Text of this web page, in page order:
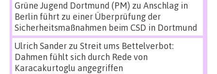
Grüne Jugend Dortmund (PM) zu Anschlag in
Berlin führt zu einer Überprüfung der
Sicherheitsmaßnahmen beim CSD in Dortmund
Ulrich Sanderzu Streit ums Bettelverbot:
Dahmen fühlt sich durch Rede von
Karacakurtoglu angegriffen